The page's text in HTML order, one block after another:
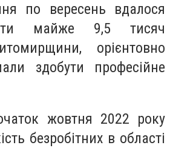
по вересень вдалося
майже 9,5 тисяч
орієнтовно
здобути професійне
жовтня 2022 року
безробітних в області